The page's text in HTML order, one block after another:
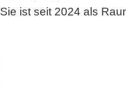
Sie ist seit 2024 als